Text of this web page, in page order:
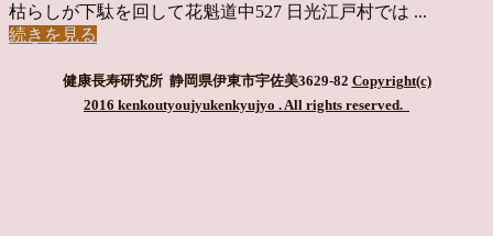
枯らしが下駄を回して花魁道中527 日光江戸村では ...
続きを見る
健康長寿研究所 静岡県伊東市宇佐美3629-82 Copyright(c)
2016 kenkoutyoujyukenkyujyo . All rights reserved.